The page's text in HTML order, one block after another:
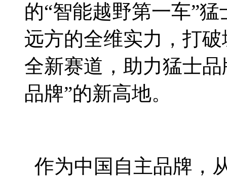
的“智能越野第一车”
远方的全维实力，打
全新赛道，助力猛士
品牌”的新高地。
作为中国自主品牌，